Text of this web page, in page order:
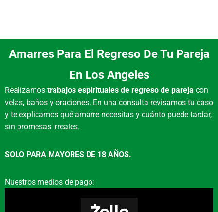
necesidad específica. Te guiamos para
seleccionar entre opciones como herraduras,
ojos turcos o azabaches, considerando qué
energía buscas atraer o bloquear en tu vida
diaria.
¿Realizan trabajos urgentes
para Los Angeles, CA?
Entendemos las emergencias espirituales.
priorizamos la atención para situaciones
Amarres Para El Regreso De Tu Pareja
En Los Angeles
Realizamos trabajos espirituales de regreso de pareja con
velas, baños y oraciones. En una consulta revisamos tu caso
y te explicamos qué amarre necesitas y cuánto puede tardar,
sin promesas irreales.
SOLO PARA MAYORES DE 18 AÑOS.
Nuestros medios de pago: